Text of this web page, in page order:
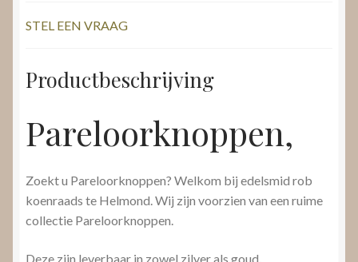
STEL EEN VRAAG
Productbeschrijving
Pareloorknoppen,
Zoekt u Pareloorknoppen? Welkom bij edelsmid rob
koenraads te Helmond. Wij zijn voorzien van een ruime
collectie Pareloorknoppen.
Deze zijn leverbaar in zowel zilver als goud.